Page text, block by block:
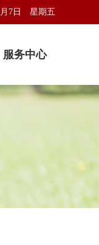
月7日 星期五
服务中心